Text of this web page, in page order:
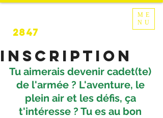
ME
NU
2847
Inscription
Tu aimerais devenir cadet(te)
de l'armée ? L'aventure, le
plein air et les défis, ça
t'intéresse ? Tu es au bon